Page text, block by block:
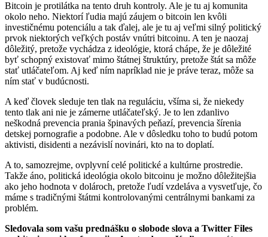
Bitcoin je protilátka na tento druh kontroly. Ale je tu aj komunita
okolo neho. Niektorí ľudia majú záujem o bitcoin len kvôli
investičnému potenciálu a tak ďalej, ale je tu aj veľmi silný politický
prvok niektorých veľkých postáv vnútri bitcoinu. A ten je naozaj
dôležitý, pretože vychádza z ideológie, ktorá chápe, že je dôležité
byť schopný existovať mimo štátnej štruktúry, pretože štát sa môže
stať utláčateľom. Aj keď ním napríklad nie je práve teraz, môže sa
ním stať v budúcnosti.
A keď človek sleduje ten tlak na reguláciu, všíma si, že niekedy
tento tlak ani nie je zámerne utláčateľský. Je to len zdanlivo
neškodná prevencia prania špinavých peňazí, prevencia šírenia
detskej pornografie a podobne. Ale v dôsledku toho to budú potom
aktivisti, disidenti a nezávislí novinári, kto na to doplatí.
A to, samozrejme, ovplyvní celé politické a kultúrne prostredie.
Takže áno, politická ideológia okolo bitcoinu je možno dôležitejšia
ako jeho hodnota v dolároch, pretože ľudí vzdeláva a vysvetľuje, čo
máme s tradičnými štátmi kontrolovanými centrálnymi bankami za
problém.
Sledovala som vašu prednášku o slobode slova a Twitter Files